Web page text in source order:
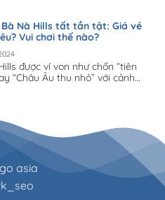
Bà Nà Hills tất tần tật: Giá vé
Vui chơi thế nào?
được ví von như chốn “tiên
“Châu Âu thu nhỏ” với cảnh